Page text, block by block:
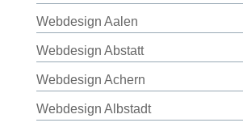
Webdesign Aalen
Webdesign Abstatt
Webdesign Achern
Webdesign Albstadt